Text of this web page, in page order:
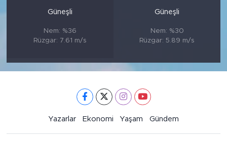
Güneşli
Nem: %36
Rüzgar: 7.61 m/s
Güneşli
Nem: %30
Rüzgar: 5.89 m/s
Yazarlar Ekonomi Yaşam Gündem